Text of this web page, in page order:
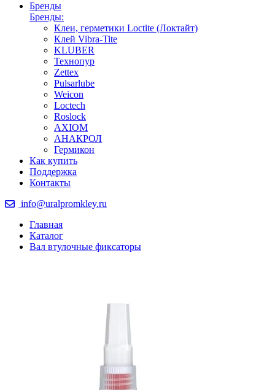
Бренды
Бренды:
Клеи, герметики Loctite (Локтайт)
Клей Vibra-Tite
KLUBER
Технопур
Zettex
Pulsarlube
Weicon
Loctech
Roslock
AXIOM
АНАКРОЛ
Гермикон
Как купить
Поддержка
Контакты
info@uralpromkley.ru
Главная
Каталог
Вал втулочные фиксаторы